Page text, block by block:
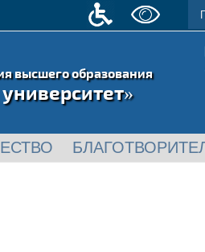
высшего образования